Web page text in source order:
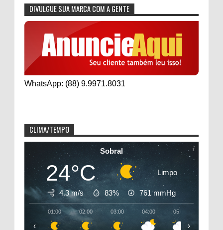
DIVULGUE SUA MARCA COM A GENTE
WhatsApp: (88) 9.9971.8031
CLIMA/TEMPO
Sobral
24°C Limpo
4.3 m/s 83% 761mmHg
01:00 02:00 03:00 04:00 05:00
‹ ›